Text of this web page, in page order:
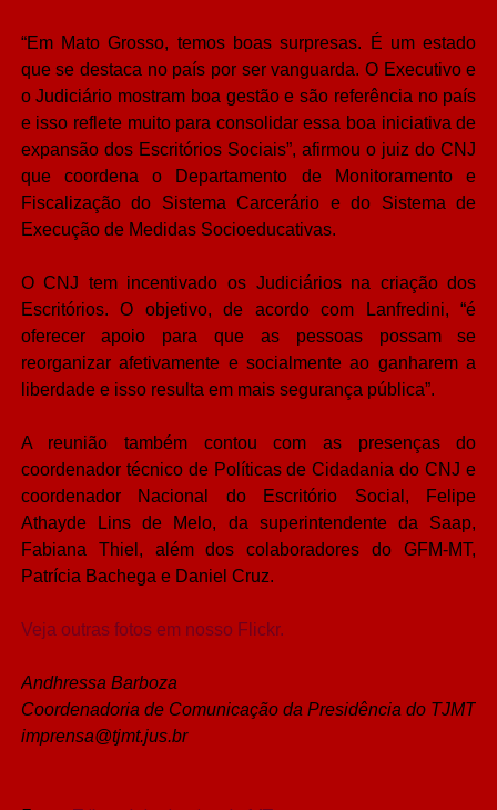
“Em Mato Grosso, temos boas surpresas. É um estado
que se destaca no país por ser vanguarda. O Executivo e
o Judiciário mostram boa gestão e são referência no país
e isso reflete muito para consolidar essa boa iniciativa de
expansão dos Escritórios Sociais”, afirmou o juiz do CNJ
que coordena o Departamento de Monitoramento e
Fiscalização do Sistema Carcerário e do Sistema de
Execução de Medidas Socioeducativas.
O CNJ tem incentivado os Judiciários na criação dos
Escritórios. O objetivo, de acordo com Lanfredini, “é
oferecer apoio para que as pessoas possam se
reorganizar afetivamente e socialmente ao ganharem a
liberdade e isso resulta em mais segurança pública”.
A reunião também contou com as presenças do
coordenador técnico de Políticas de Cidadania do CNJ e
coordenador Nacional do Escritório Social, Felipe
Athayde Lins de Melo, da superintendente da Saap,
Fabiana Thiel, além dos colaboradores do GFM-MT,
Patrícia Bachega e Daniel Cruz.
Veja outras fotos em nosso Flickr.
Andhressa Barboza
Coordenadoria de Comunicação da Presidência do TJMT
imprensa@tjmt.jus.br